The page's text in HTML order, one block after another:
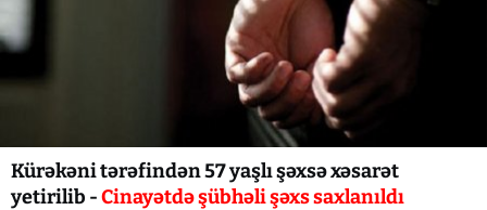
Kürəkəni tərəfindən 57 yaşlı şəxsə xəsarət
yetirilib -Cinayətdə şübhəli şəxs saxlanıldı